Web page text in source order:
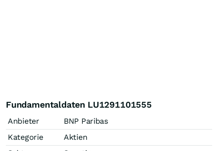
Fundamentaldaten LU1291101555
Anbieter
BNP Paribas
Kategorie
Aktien